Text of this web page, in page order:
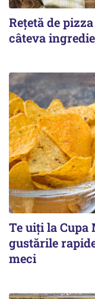
Rețetă de
câteva
Te uiți la Cupa
gustările
meci